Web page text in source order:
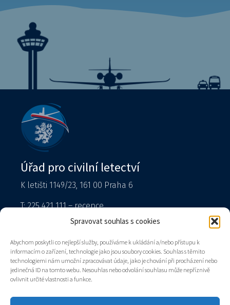
Spravovat souhlas s cookies
Abychom poskytli co nejlepší služby, používáme k ukládání a/nebo přístupu k
informacím o zařízení, technologie jako jsou soubory cookies. Souhlas s těmito
technologiemi nám umožní zpracovávat údaje, jako je chování při procházení nebo
jedinečná ID na tomto webu. Nesouhlas nebo odvolání souhlasu může nepříznivě
ovlivnit určité vlastnosti a funkce.
Úřad pro civilní letectví
K letišti 1149/23, 161 00 Praha 6
T: 225 421 111 – recepce
podatelna@caa.gov.cz
Datová schránka: v8gaaz5
Úřad